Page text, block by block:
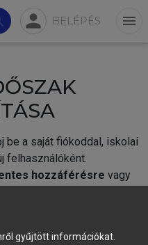
person BELÉPÉS menu
be a saját fiókoddal, iskolai
felhasználóként.
hozzáférésre vagy
létre új fiókot.
gyűjtött információkat.